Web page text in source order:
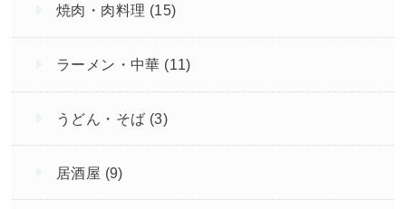
焼肉・肉料理 (15)
ラーメン・中華 (11)
うどん・そば (3)
居酒屋 (9)